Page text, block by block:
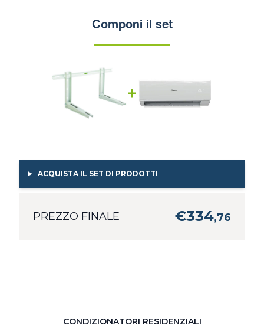
Componi il set
+
ACQUISTA IL SET DI PRODOTTI
PREZZO FINALE €334,76
CONDIZIONATORI RESIDENZIALI